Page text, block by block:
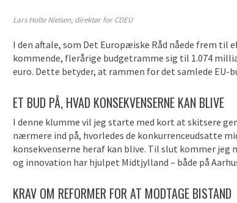
Lars Holte Nielsen, direktør for CDEU
I den aftale, som Det Europæiske Råd nåede frem til
kommende, flerårige budgetramme sig til 1.074
euro. Dette betyder, at rammen for det samlede EU-
ET BUD PÅ, HVAD KONSEKVENSERNE KAN BLIVE
I denne klumme vil jeg starte med kort at skitsere
nærmere ind på, hvorledes de konkurrenceudsatte
konsekvenserne heraf kan blive. Til slut kommer jeg
og innovation har hjulpet Midtjylland – både på
KRAV OM REFORMER FOR AT MODTAGE BISTAND